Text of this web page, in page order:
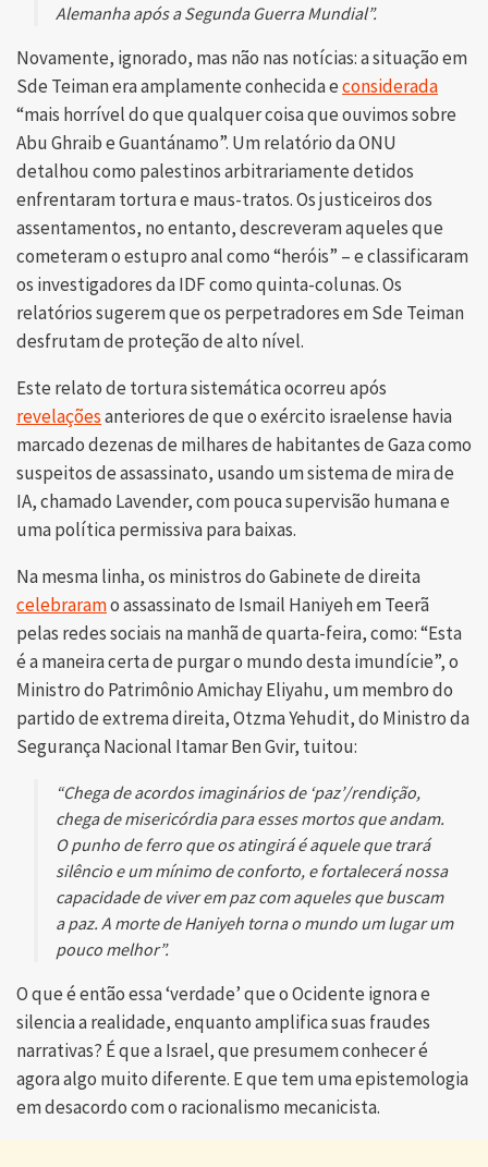
Alemanha após a Segunda Guerra Mundial”.
Novamente, ignorado, mas não nas notícias: a situação em
Sde Teiman era amplamente conhecida econsiderada
“mais horrível do que qualquer coisa que ouvimos sobre
Abu Ghraib e Guantánamo”. Um relatório da ONU
detalhou como palestinos arbitrariamente detidos
enfrentaram tortura e maus-tratos. Os justiceiros dos
assentamentos, no entanto, descreveram aqueles que
cometeram o estupro anal como “heróis” – e classificaram
os investigadores da IDF como quinta-colunas. Os
relatórios sugerem que os perpetradores em Sde Teiman
desfrutam de proteção de alto nível.
Este relato de tortura sistemática ocorreu após
revelaçõesanteriores de que o exército israelense havia
marcado dezenas de milhares de habitantes de Gaza como
suspeitos de assassinato, usando um sistema de mira de
IA, chamado Lavender, com pouca supervisão humana e
uma política permissiva para baixas.
Na mesma linha, os ministros do Gabinete de direita
celebraramo assassinato de Ismail Haniyeh em Teerã
pelas redes sociais na manhã de quarta-feira, como: “Esta
é a maneira certa de purgar o mundo desta imundície”, o
Ministro do Patrimônio Amichay Eliyahu, um membro do
partido de extrema direita, Otzma Yehudit, do Ministro da
Segurança Nacional Itamar Ben Gvir, tuitou:
“Chega de acordos imaginários de ‘paz’/rendição,
chega de misericórdia para esses mortos que andam.
O punho de ferro que os atingirá é aquele que trará
silêncio e um mínimo de conforto, e fortalecerá nossa
capacidade de viver em paz com aqueles que buscam
a paz. A morte de Haniyeh torna o mundo um lugar um
pouco melhor”.
O que é então essa ‘verdade’ que o Ocidente ignora e
silencia a realidade, enquanto amplifica suas fraudes
narrativas? É que a Israel, que presumem conhecer é
agora algo muito diferente. E que tem uma epistemologia
em desacordo com o racionalismo mecanicista.